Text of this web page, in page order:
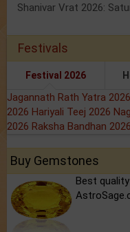
Festivals
Festival 2026
Jagannath Rath Yatra 2026
2026 Hariyali Teej 2026
2026 Raksha Bandhan 2026
Buy Gemstones
Best